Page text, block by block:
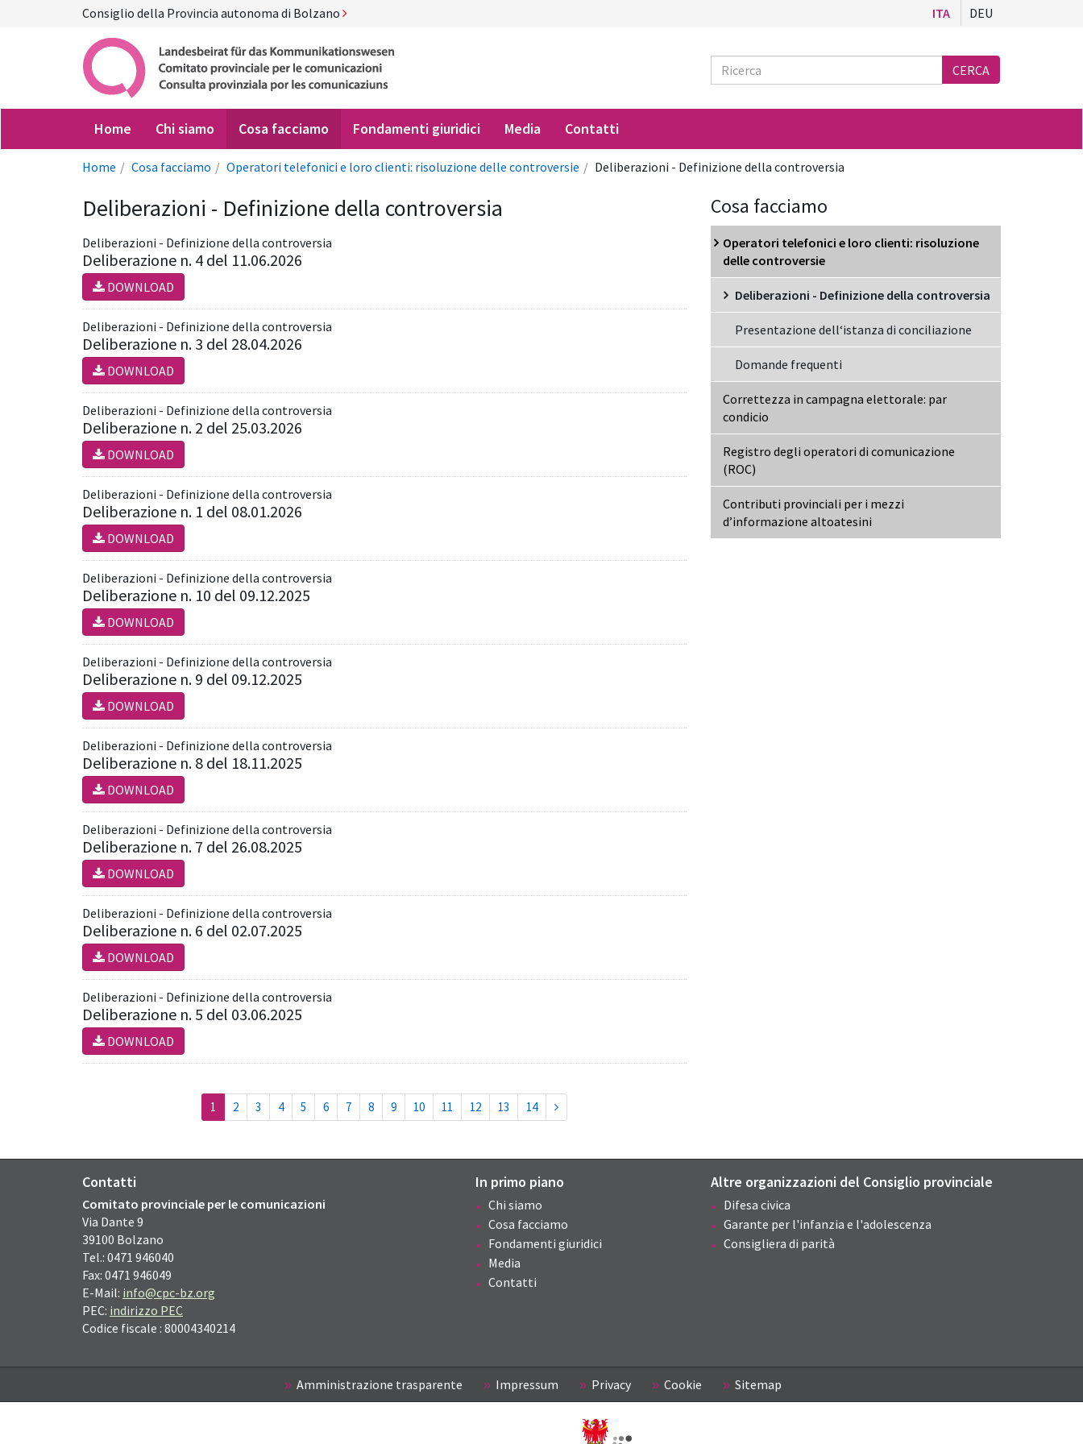
Consiglio della Provincia autonoma di Bolzano ITA DEU
Ricerca
CERCA
Home Chi siamo Cosa facciamo Fondamenti giuridici Media Contatti
Home Cosa facciamo Operatori telefonici e loro clienti: risoluzione delle controversie Deliberazioni - Definizione della controversia
Deliberazioni - Definizione della controversia
Deliberazioni - Definizione della controversia
Deliberazione n. 4 del 11.06.2026
DOWNLOAD
Deliberazioni - Definizione della controversia
Deliberazione n. 3 del 28.04.2026
DOWNLOAD
Deliberazioni - Definizione della controversia
Deliberazione n. 2 del 25.03.2026
DOWNLOAD
Deliberazioni - Definizione della controversia
Deliberazione n. 1 del 08.01.2026
DOWNLOAD
Deliberazioni - Definizione della controversia
Deliberazione n. 10 del 09.12.2025
DOWNLOAD
Deliberazioni - Definizione della controversia
Deliberazione n. 9 del 09.12.2025
DOWNLOAD
Deliberazioni - Definizione della controversia
Deliberazione n. 8 del 18.11.2025
DOWNLOAD
Deliberazioni - Definizione della controversia
Deliberazione n. 7 del 26.08.2025
DOWNLOAD
Deliberazioni - Definizione della controversia
Deliberazione n. 6 del 02.07.2025
DOWNLOAD
Deliberazioni - Definizione della controversia
Deliberazione n. 5 del 03.06.2025
DOWNLOAD
1 (current)
2 3 4 5 6 7 8 9 10 11 12 13 14
Cosa facciamo
Operatori telefonici e loro clienti: risoluzione
delle controversie
Deliberazioni - Definizione della controversia
Presentazione dell‘istanza di conciliazione
Domande frequenti
Correttezza in campagna elettorale: par
condicio
Registro degli operatori di comunicazione
(ROC)
Contributi provinciali per i mezzi
d’informazione altoatesini
Contatti
Comitato provinciale per le comunicazioni
Via Dante 9
39100 Bolzano
Tel.: 0471 946040
Fax: 0471 946049
E-Mail: info@cpc-bz.org
PEC: indirizzo PEC
Codice fiscale : 80004340214
In primo piano
Chi siamo
Cosa facciamo
Fondamenti giuridici
Media
Contatti
Altre organizzazioni del Consiglio provinciale
Difesa civica
Garante per l'infanzia e l'adolescenza
Consigliera di parità
Amministrazione trasparente Impressum Privacy Cookie Sitemap